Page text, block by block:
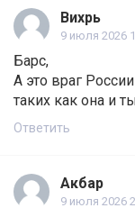
Вихрь
9 июля 2026
Барс,
А это враг
таких как она и
Ответить
Акбар
9 июля 2026